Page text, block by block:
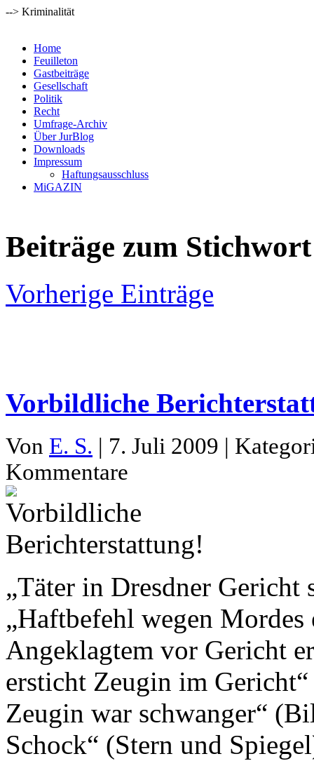
--> Kriminalität
Home
Feuilleton
Gastbeiträge
Gesellschaft
Politik
Recht
Umfrage-Archiv
Über JurBlog
Downloads
Impressum
Haftungsausschluss
MiGAZIN
Beiträge zum
Vorherige Einträge
Vorbildliche
Von E. S. | 7. Juli 2009 |
Kommentare
„Täter in Dresdner
„Haftbefehl wegen
Angeklagtem vor Gericht
ersticht Zeugin im
Zeugin war schwanger“
Schock“ (Stern und